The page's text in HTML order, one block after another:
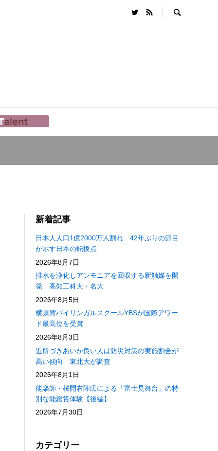
新着記事
日本人人口1億2000万人割れ 42年ぶりの節目
が示す日本の転換点
2026年8月7日
排水を浄化しアンモニアを回収する新触媒を開
発 高知工科大・名大
2026年8月5日
横須賀バイリンガルスクールYBSが国際アワー
ド最高位を受賞
2026年8月3日
近所づきあいが良い人は防災対策の実施割合が
高い傾向 東北大が調査
2026年8月1日
能楽師・桜間右陣氏による「富士見舞台」の特
別な能鑑賞体験【後編】
2026年7月30日
カテゴリー